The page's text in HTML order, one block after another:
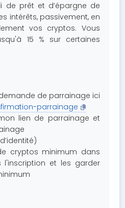
de prêt et d’épargne de
intérêts, passivement, en
vos cryptos. Vous
15 % sur certaines
de parrainage ici
parrainage
lien de parrainage et
cryptos minimum dans
l'inscription et les garder